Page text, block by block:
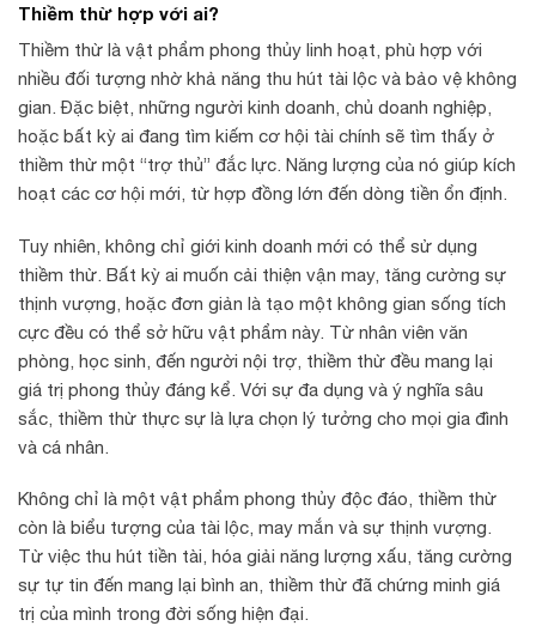
Thiềm thừ hợp với ai?
Thiềm thừ là vật phẩm phong thủy linh hoạt, phù hợp với
nhiều đối tượng nhờ khả năng thu hút tài lộc và bảo vệ không
gian. Đặc biệt, những người kinh doanh, chủ doanh nghiệp,
hoặc bất kỳ ai đang tìm kiếm cơ hội tài chính sẽ tìm thấy ở
thiềm thừ một “trợ thủ” đắc lực. Năng lượng của nó giúp kích
hoạt các cơ hội mới, từ hợp đồng lớn đến dòng tiền ổn định.
Tuy nhiên, không chỉ giới kinh doanh mới có thể sử dụng
thiềm thừ. Bất kỳ ai muốn cải thiện vận may, tăng cường sự
thịnh vượng, hoặc đơn giản là tạo một không gian sống tích
cực đều có thể sở hữu vật phẩm này. Từ nhân viên văn
phòng, học sinh, đến người nội trợ, thiềm thừ đều mang lại
giá trị phong thủy đáng kể. Với sự đa dụng và ý nghĩa sâu
sắc, thiềm thừ thực sự là lựa chọn lý tưởng cho mọi gia đình
và cá nhân.
Không chỉ là một vật phẩm phong thủy độc đáo, thiềm thừ
còn là biểu tượng của tài lộc, may mắn và sự thịnh vượng.
Từ việc thu hút tiền tài, hóa giải năng lượng xấu, tăng cường
sự tự tin đến mang lại bình an, thiềm thừ đã chứng minh giá
trị của mình trong đời sống hiện đại.